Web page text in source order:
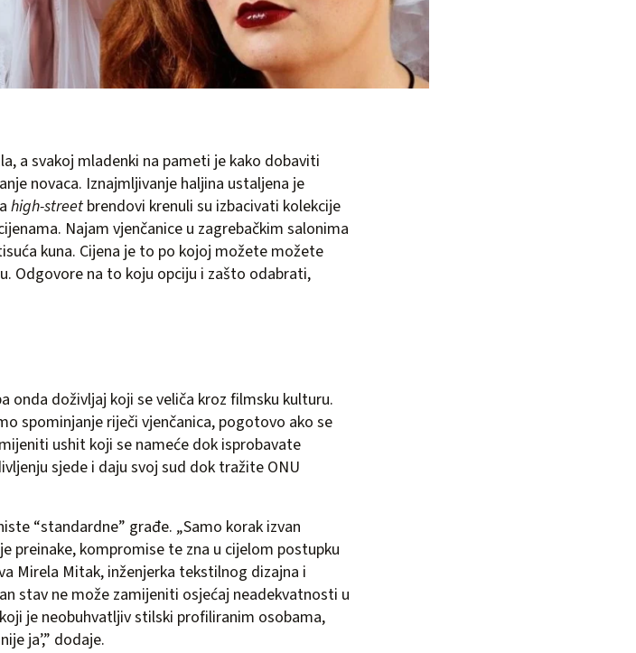
a svakoj mladenki na pameti je kako dobaviti
novaca. Iznajmljivanje haljina ustaljena je
high-streetbrendovi krenuli su izbacivati kolekcije
Najam vjenčanice u zagrebačkim salonima
kuna. Cijena je to po kojoj možete možete
Odgovore na to koju opciju i zašto odabrati,
onda doživljaj koji se veliča kroz filmsku kulturu.
spominjanje riječi vjenčanica, pogotovo ako se
ushit koji se nameće dok isprobavate
sjede i daju svoj sud dok tražite ONU
“standardne” građe. „Samo korak izvan
preinake, kompromise te zna u cijelom postupku
Mirela Mitak, inženjerka tekstilnog dizajna i
stav ne može zamijeniti osjećaj neadekvatnosti u
je neobuhvatljiv stilski profiliranim osobama,
ja’,” dodaje.